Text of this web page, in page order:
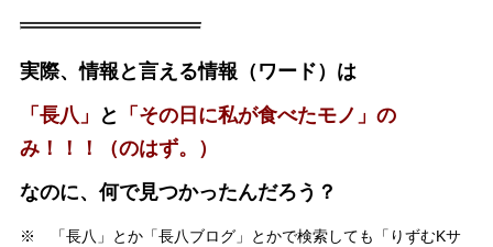
実際、情報と言える情報（ワード）は
「長八」
と
「その日に私が食べたモノ」の
み！！！（のはず。）
なのに、何で見つかったんだろう？
※ 「長八」とか「長八ブログ」とかで検索しても「りずむKサ